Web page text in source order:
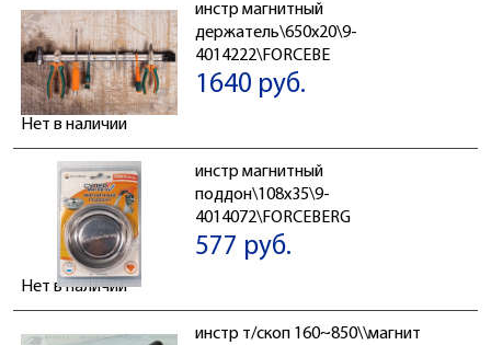
инстр магнитный
держатель\650x20\9-
4014222\FORCEBE
1640 руб.
Нет в наличии
инстр магнитный
поддон\108x35\9-
4014072\FORCEBERG
577 руб.
Нет в наличии
инстр т/скоп 160~850\\магнит